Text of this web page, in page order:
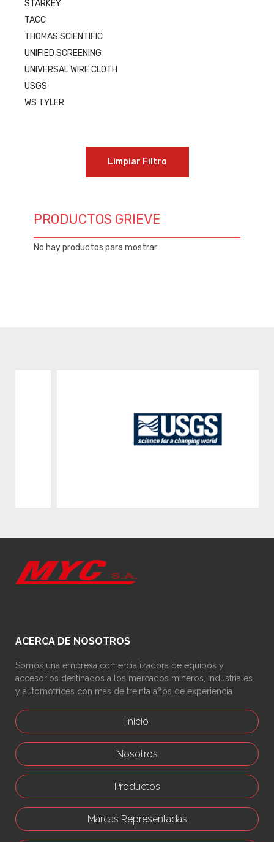
STARKEY
TACC
THOMAS SCIENTIFIC
UNIFIED SCREENING
UNIVERSAL WIRE CLOTH
USGS
WS TYLER
Limpiar Filtro
PRODUCTOS GRIEVE
No hay productos para mostrar
ACERCA DE NOSOTROS
Somos una empresa comercializadora de equipos y
accesorios destinados a los mercados mineros, industriales
y automotrices con más de treinta años de experiencia
Inicio
Nosotros
Productos
Marcas Representadas